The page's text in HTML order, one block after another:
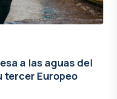
a las aguas del
tercer Europeo